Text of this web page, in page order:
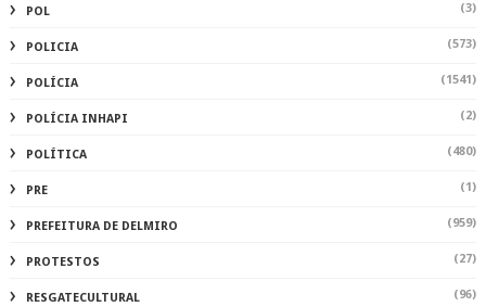
POL (3)
POLICIA (573)
POLÍCIA (1541)
POLÍCIA INHAPI (2)
POLÍTICA (480)
PRE (1)
PREFEITURA DE DELMIRO (959)
PROTESTOS (27)
RESGATECULTURAL (96)